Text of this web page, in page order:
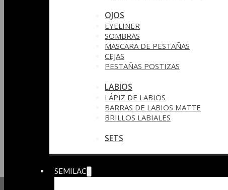
OJOS
EYELINER
SOMBRAS
MASCARA DE PESTAÑAS
CEJAS
PESTAÑAS POSTIZAS
LABIOS
LÁPIZ DE LABIOS
BARRAS DE LABIOS MATTE
BRILLOS LABIALES
SETS
SEMILAC